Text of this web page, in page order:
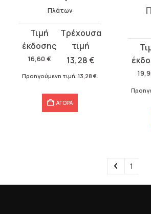
Πλάτων
16,60 €
Original
price
was:
16,60 €.
13,28€
τρέχουσα
τιμή
Προηγούμενη τιμή: 13,28 €.
ΑΓΟΡΑ
price
was:
19,90
τιμή
1